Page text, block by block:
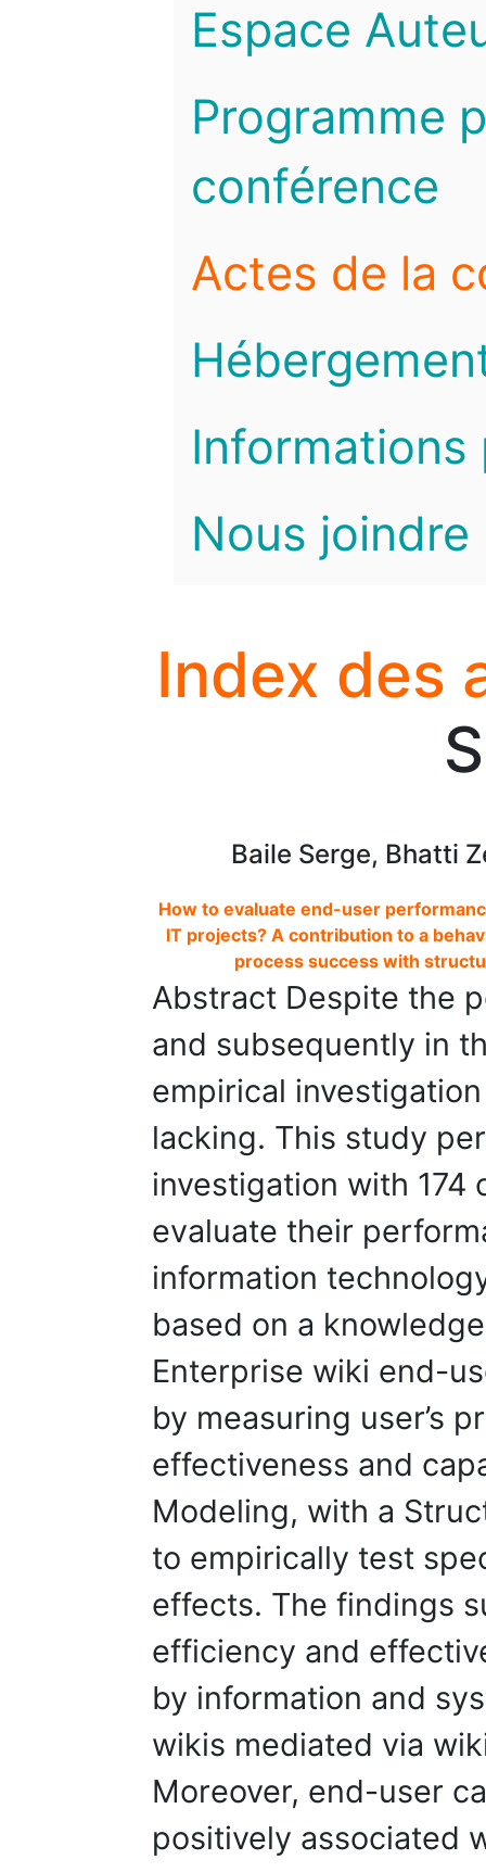
Espace
Programme
conférence
Actes de la
Informations
Nous joindre
Index des
Baile Serge, Bhatti
How to evaluate end-user
IT projects? A contribution to a
process success with
Abstract Despite the
and subsequently in
empirical
lacking. This study
investigation with
evaluate their
information
based on a
Enterprise wiki end-
by measuring user’s
effectiveness and
Modeling, with a
to empirically test
effects. The findings
efficiency and
by information and
wikis mediated via
Moreover, end-user
positively associated